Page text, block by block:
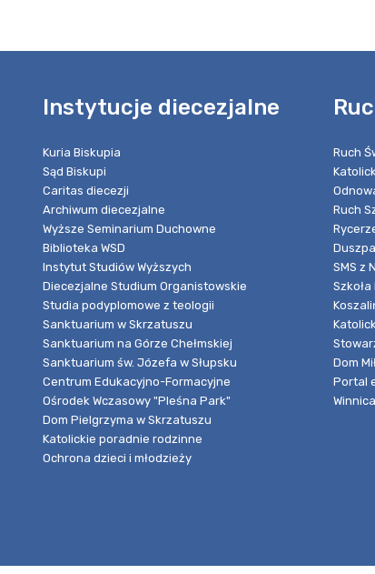
Instytucje diecezjalne
Kuria Biskupia
Sąd Biskupi
Caritas diecezji
Archiwum diecezjalne
Wyższe Seminarium Duchowne
Biblioteka WSD
Instytut Studiów Wyższych
Diecezjalne Studium Organistowskie
Studia podyplomowe z teologii
Sanktuarium w Skrzatuszu
Sanktuarium na Górze Chełmskiej
Sanktuarium św. Józefa w Słupsku
Centrum Edukacyjno-Formacyjne
Ośrodek Wczasowy "Pleśna Park"
Dom Pielgrzyma w Skrzatuszu
Katolickie poradnie rodzinne
Ochrona dzieci i młodzieży
Ruch
Ruch
SMS z
Dom
Portal